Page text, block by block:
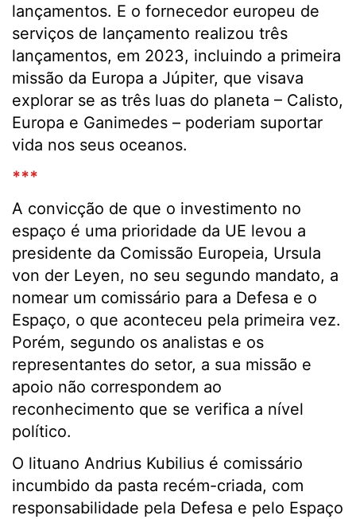
lançamentos. E o fornecedor europeu de
serviços de lançamento realizou três
lançamentos, em 2023, incluindo a primeira
missão da Europa a Júpiter, que visava
explorar se as três luas do planeta – Calisto,
Europa e Ganimedes – poderiam suportar
vida nos seus oceanos.
***
A convicção de que o investimento no
espaço é uma prioridade da UE levou a
presidente da Comissão Europeia, Ursula
von der Leyen, no seu segundo mandato, a
nomear um comissário para a Defesa e o
Espaço, o que aconteceu pela primeira vez.
Porém, segundo os analistas e os
representantes do setor, a sua missão e
apoio não correspondem ao
reconhecimento que se verifica a nível
político.
O lituano Andrius Kubilius é comissário
incumbido da pasta recém-criada, com
responsabilidade pela Defesa e pelo Espaço